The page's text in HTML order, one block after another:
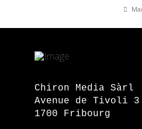
Chiron Media Sàrl
Avenue de Tivoli 3
1700 Fribourg